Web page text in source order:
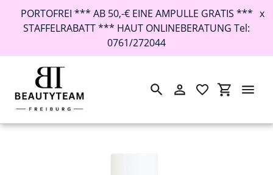
Direkt
Inhalt
PORTOFREI *** AB 50,-€ EINE AMPULLE GRATIS ***
STAFFELRABATT *** HAUT ONLINEBERATUNG Tel:
0761/272044
x
SuchenEinloggen
Startseite › aloe SYSTEM Energizing Face Lotion 125ml